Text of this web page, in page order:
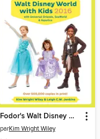
Fodor's Walt Disney World with Kids 2016
parKim Wright Wiley